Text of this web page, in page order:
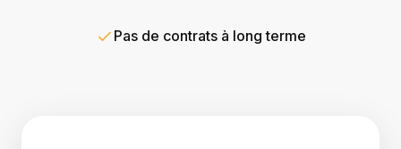
Pas de contrats à long terme